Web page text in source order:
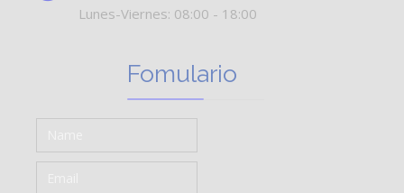
Lunes-Viernes: 08:00 - 18:00
Fomulario